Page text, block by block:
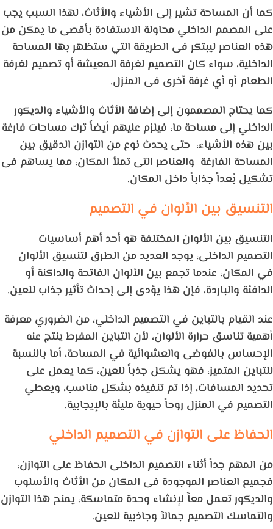
كما أن المساحة تشير إلى الأشياء والأثاث، لهذا السبب يجب
على المصمم الداخلي محاولة الاستفادة بأقصى ما يمكن من
هذه العناصر ليبتكر فى الطريقة التي ستظهر بها المساحة
الداخلية، سواء كان التصميم لغرفة المعيشة أو تصميم لغرفة
الطعام أو أي غرفة أخرى فى المنزل.
كما يحتاج المصممون إلى إضافة الأثاث والأشياء والديكور
الداخلي إلى مساحة ما، فيلزم عليهم أيضاً ترك مساحات فارغة
بين هذه الأشياء، حتى يحدث نوع من التوازن الدقيق بين
المساحة الفارغة والعناصر التى تملأ المكان، مما يساهم فى
تشكيل بُعداً جذاباً داخل المكان.
التنسيق بين الألوان في التصميم
التنسيق بين الألوان المختلفة هو أحد أهم أساسيات
التصميم الداخلى، يوجد العديد من الطرق لتنسيق الألوان
في المكان، عندما تجمع بين الألوان الفاتحة والداكنة أو
الدافئة والباردة، فإن هذا يؤدى إلى إحداث تأثير جذاب للعين.
عند القيام بالتباين في التصميم الداخلي، من الضروري معرفة
أهمية تناسق حرارة الألوان، لأن التباين المفرط ينتج عنه
الإحساس بالفوضى والعشوائية في المساحة، أما بالنسبة
للتباين المتميز، فهو يشكل جذباً للعين، كما يعمل على
تحديد المسافات، إذا تم تنفيذه بشكل مناسب، ويعطي
التصميم في المنزل روحاً حيوية مليئة بالإيجابية.
الحفاظ على التوازن في التصميم الداخلي
من المهم جداً أثناء التصميم الداخلى الحفاظ على التوازن،
فجميع العناصر الموجودة فى المكان من الأثاث والأسلوب
والديكور تعمل معاً لإنشاء وحدة متماسكة، يمنح هذا التوازن
والتماسك التصميم جمالاً وجاذبية للعين.